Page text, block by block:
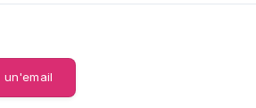
un'email